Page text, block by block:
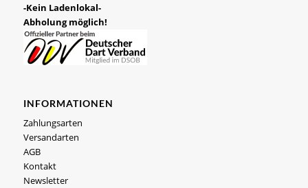
-Kein Ladenlokal-
Abholung möglich!
INFORMATIONEN
Zahlungsarten
Versandarten
AGB
Kontakt
Newsletter